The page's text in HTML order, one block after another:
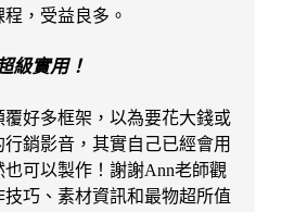
，受益良多。
級實用！
覆好多框架，以為要花大錢或
銷影音，其實自己已經會用
可以製作！謝謝Ann老師觀
技巧、素材資訊和最物超所值